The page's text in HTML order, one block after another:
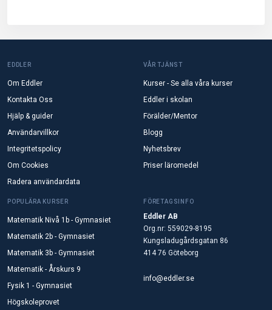
EDDLER
Om Eddler
Kontakta Oss
Hjälp & guider
Användarvillkor
Integritetspolicy
Om Cookies
Radera användardata
VÅR TJÄNST
Kurser - Se alla våra kurser
Eddler i skolan
Förälder/Mentor
Blogg
Nyhetsbrev
Priser läromedel
POPULÄRA KURSER
Matematik Nivå 1b - Gymnasiet
Matematik 2b - Gymnasiet
Matematik 3b - Gymnasiet
Matematik - Årskurs 9
Fysik 1 - Gymnasiet
Högskoleprovet
FÖRETAGSINFO
Eddler AB
Org.nr: 559029-8195
Kungsladugårdsgatan 86
414 76 Göteborg
info@eddler.se